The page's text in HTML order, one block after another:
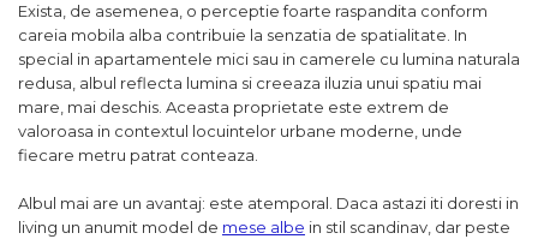
Exista, de asemenea, o perceptie foarte raspandita conform
careia mobila alba contribuie la senzatia de spatialitate. In
special in apartamentele mici sau in camerele cu lumina naturala
redusa, albul reflecta lumina si creeaza iluzia unui spatiu mai
mare, mai deschis. Aceasta proprietate este extrem de
valoroasa in contextul locuintelor urbane moderne, unde
fiecare metru patrat conteaza.
Albul mai are un avantaj: este atemporal. Daca astazi iti doresti in
living un anumit model de mese albe in stil scandinav, dar peste